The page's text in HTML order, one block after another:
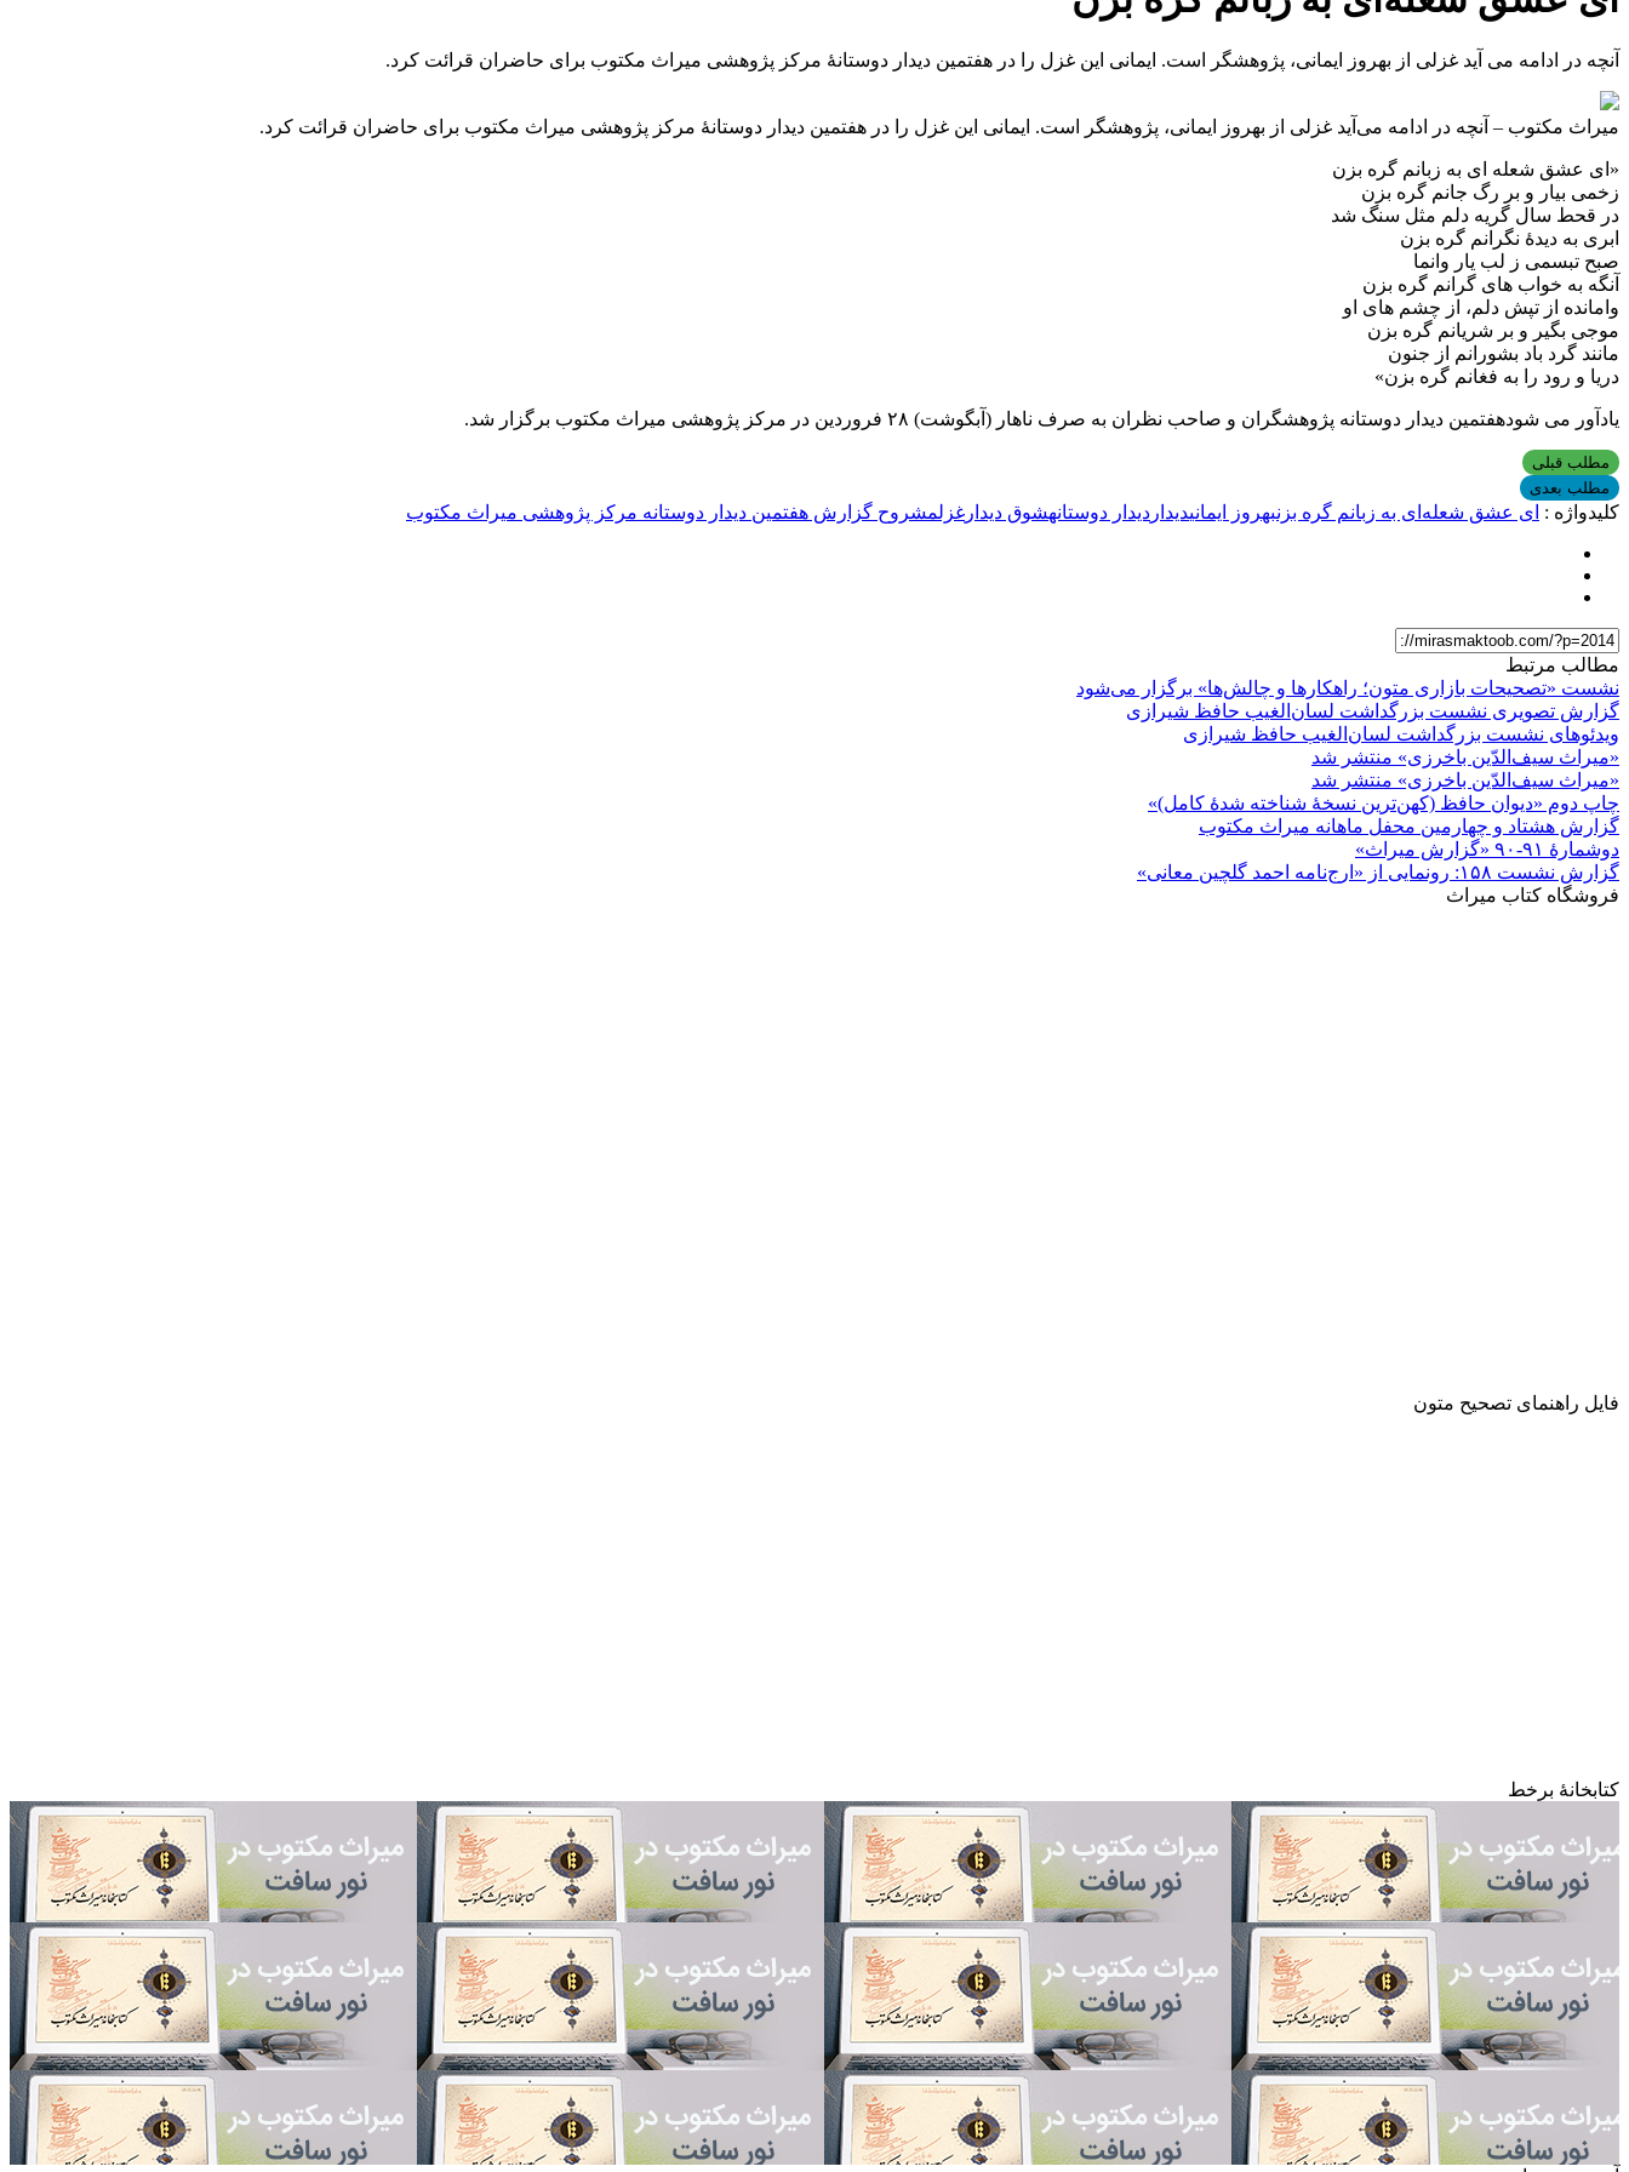
آنچه در ادامه می آید غزلی از بهروز ایمانی، پژوهشگر است. ایمانی این غزل را در هفتمین دیدار دوستانۀ مرکز پژوهشی میراث مکتوب برای حاضران قرائت کرد.
میراث مکتوب – آنچه در ادامه می‌آید غزلی از بهروز ایمانی، پژوهشگر است. ایمانی این غزل را در هفتمین دیدار دوستانۀ مرکز پژوهشی میراث مکتوب برای حاضران قرائت کرد.
«ای عشق شعله ای به زبانم گره بزن
زخمی بیار و بر رگ جانم گره بزن
در قحط سال گریه دلم مثل سنگ شد
ابری به دیدۀ نگرانم گره بزن
صبح تبسمی ز لب یار وانما
آنگه به خواب های گرانم گره بزن
وامانده از تپش دلم، از چشم های او
موجی بگیر و بر شریانم گره بزن
مانند گرد باد بشورانم از جنون
دریا و رود را به فغانم گره بزن»
یادآور می شودهفتمین دیدار دوستانه پژوهشگران و صاحب نظران به صرف ناهار (آبگوشت) ۲۸ فروردین در مرکز پژوهشی میراث مکتوب برگزار شد.
مطلب قبلی
مطلب بعدی
کلیدواژه : ای عشق شعله‌ای به زبانم گره بزنبهروز ایمانیدیدار دیدار دوستانهشوق دیدار غزلمشروح گزارش هفتمین دیدار دوستانه مرکز پژوهشی میراث مکتوب
مطالب مرتبط
نشست «تصحیحات بازاری متون؛ راهکارها و چالش‌ها» برگزار می‌شود
گزارش تصویری نشست بزرگداشت لسان‌الغیب حافظ شیرازی
ویدئوهای نشست بزرگداشت لسان‌الغیب حافظ شیرازی
«میراث سیف‌الدّین باخرزی» منتشر شد
«میراث سیف‌الدّین باخرزی» منتشر شد
چاپ دوم «دیوان حافظ (کهن‌ترین نسخۀ شناخته شدۀ کامل)»
گزارش هشتاد و چهارمین محفل ماهانه میراث مکتوب
دوشمارۀ ۹۱-۹۰ «گزارش میراث»
گزارش نشست ۱۵۸: رونمایی از «ارج‌نامه احمد گلچین معانی»
فروشگاه کتاب میراث
فایل راهنمای تصحیح متون
کتابخانۀ برخط